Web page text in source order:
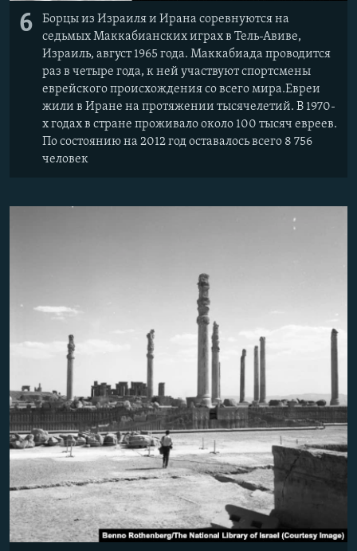
6
Борцы из Израиля и Ирана соревнуются на
седьмых Маккабианских играх в Тель-Авиве,
Израиль, август 1965 года. Маккабиада проводится
раз в четыре года, к ней участвуют спортсмены
еврейского происхождения со всего мира.Евреи
жили в Иране на протяжении тысячелетий. В 1970-
х годах в стране проживало около 100 тысяч евреев.
По состоянию на 2012 год оставалось всего 8 756
человек